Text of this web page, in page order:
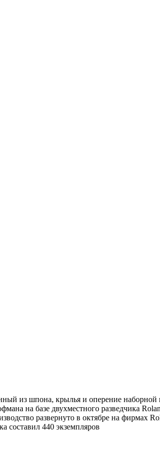
из шпона, крылья и оперение
на базе двухместного разведчика
развернуто в октябре на фирмах
составил 440 экземпляров